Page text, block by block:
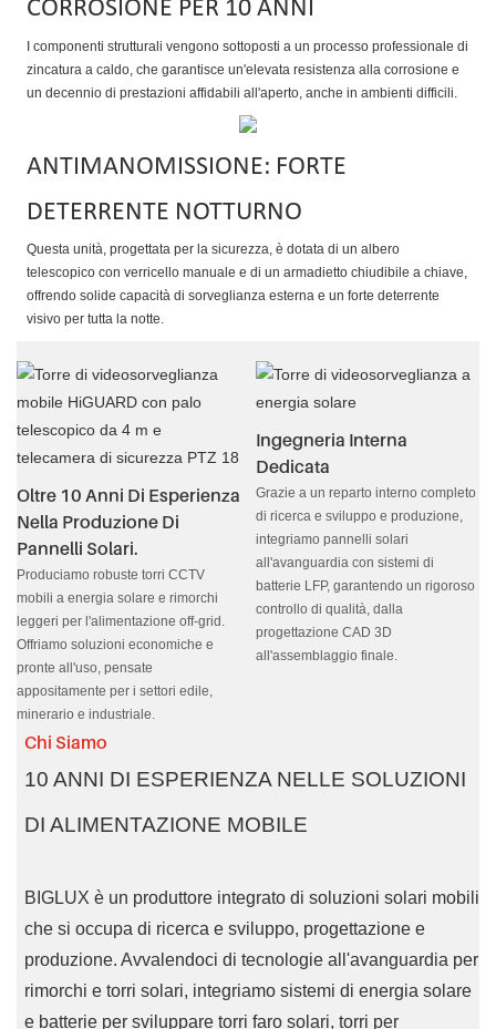
CORROSIONE PER 10 ANNI
I componenti strutturali vengono sottoposti a un processo professionale di
zincatura a caldo, che garantisce un'elevata resistenza alla corrosione e
un decennio di prestazioni affidabili all'aperto, anche in ambienti difficili.
ANTIMANOMISSIONE: FORTE
DETERRENTE NOTTURNO
Questa unità, progettata per la sicurezza, è dotata di un albero
telescopico con verricello manuale e di un armadietto chiudibile a chiave,
offrendo solide capacità di sorveglianza esterna e un forte deterrente
visivo per tutta la notte.
Oltre 10 Anni Di Esperienza
Nella Produzione Di
Pannelli Solari.
Produciamo robuste torri CCTV
mobili a energia solare e rimorchi
leggeri per l'alimentazione off-grid.
Offriamo soluzioni economiche e
pronte all'uso, pensate
appositamente per i settori edile,
minerario e industriale.
Ingegneria Interna
Dedicata
Grazie a un reparto interno completo
di ricerca e sviluppo e produzione,
integriamo pannelli solari
all'avanguardia con sistemi di
batterie LFP, garantendo un rigoroso
controllo di qualità, dalla
progettazione CAD 3D
all'assemblaggio finale.
Chi Siamo
10 ANNI DI ESPERIENZA NELLE SOLUZIONI
DI ALIMENTAZIONE MOBILE
BIGLUX è un produttore integrato di soluzioni solari mobili
che si occupa di ricerca e sviluppo, progettazione e
produzione. Avvalendoci di tecnologie all'avanguardia per
rimorchi e torri solari, integriamo sistemi di energia solare
e batterie per sviluppare torri faro solari, torri per